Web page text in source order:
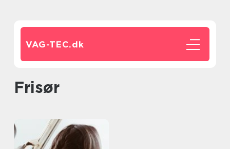
VAG-TEC.dk
Frisør